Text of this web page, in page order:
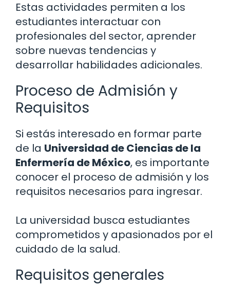
Estas actividades permiten a los
estudiantes interactuar con
profesionales del sector, aprender
sobre nuevas tendencias y
desarrollar habilidades adicionales.
Proceso de Admisión y
Requisitos
Si estás interesado en formar parte
de la Universidad de Ciencias de la
Enfermería de México, es importante
conocer el proceso de admisión y los
requisitos necesarios para ingresar.
La universidad busca estudiantes
comprometidos y apasionados por el
cuidado de la salud.
Requisitos generales